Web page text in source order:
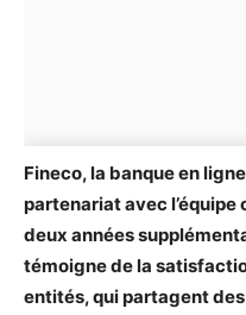
Fineco, la banque en
partenariat avec
deux années
témoigne de la
entités, qui partagent